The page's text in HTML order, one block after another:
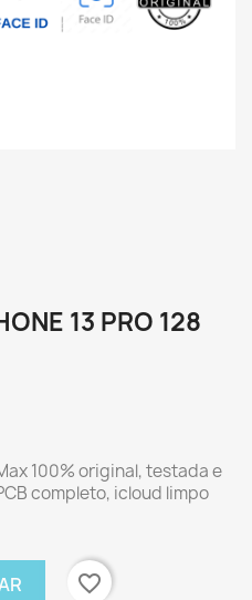
13 PRO 128
100% original, testada e
completo, icloud limpo
favorite_border